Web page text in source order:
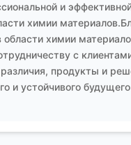
и
химии
химии
с
продукты и
и устойчивого